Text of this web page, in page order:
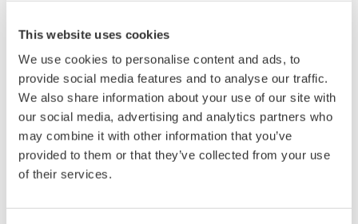
This website uses cookies
We use cookies to personalise content and ads, to
provide social media features and to analyse our traffic.
We also share information about your use of our site with
our social media, advertising and analytics partners who
may combine it with other information that you’ve
provided to them or that they’ve collected from your use
of their services.
or distribution of the contents on the
Yokogawa Web site shall bear no
responsibility whatsoever for any
damages occurring as a result of the use
of said contents.
Downloading of the software indicates